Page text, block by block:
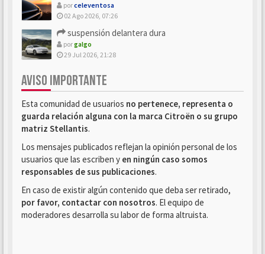
porceleventosa
02 Ago 2026, 07:26
suspensión delantera dura
porgalgo
29 Jul 2026, 21:28
AVISO IMPORTANTE
Esta comunidad de usuarios no pertenece, representa o
guarda relación alguna con la marca Citroën o su grupo
matriz Stellantis.
Los mensajes publicados reflejan la opinión personal de los
usuarios que las escriben y en ningún caso somos
responsables de sus publicaciones.
En caso de existir algún contenido que deba ser retirado,
por favor, contactar con nosotros. El equipo de
moderadores desarrolla su labor de forma altruista.